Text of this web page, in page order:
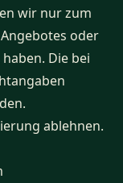
wir nur zum
oder
Die bei
ablehnen.